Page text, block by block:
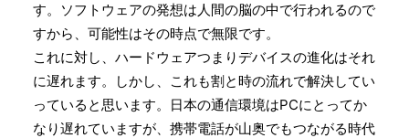
す。ソフトウェアの発想は人間の脳の中で行われるので
すから、可能性はその時点で無限です。
これに対し、ハードウェアつまりデバイスの進化はそれ
に遅れます。しかし、これも割と時の流れで解決してい
っていると思います。日本の通信環境はPCにとってか
なり遅れていますが、携帯電話が山奥でもつながる時代